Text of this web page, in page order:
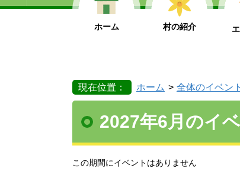
ホーム 村の紹介
現在位置： ホーム 全体のイベン
2027年6月のイ
この期間にイベントはありません